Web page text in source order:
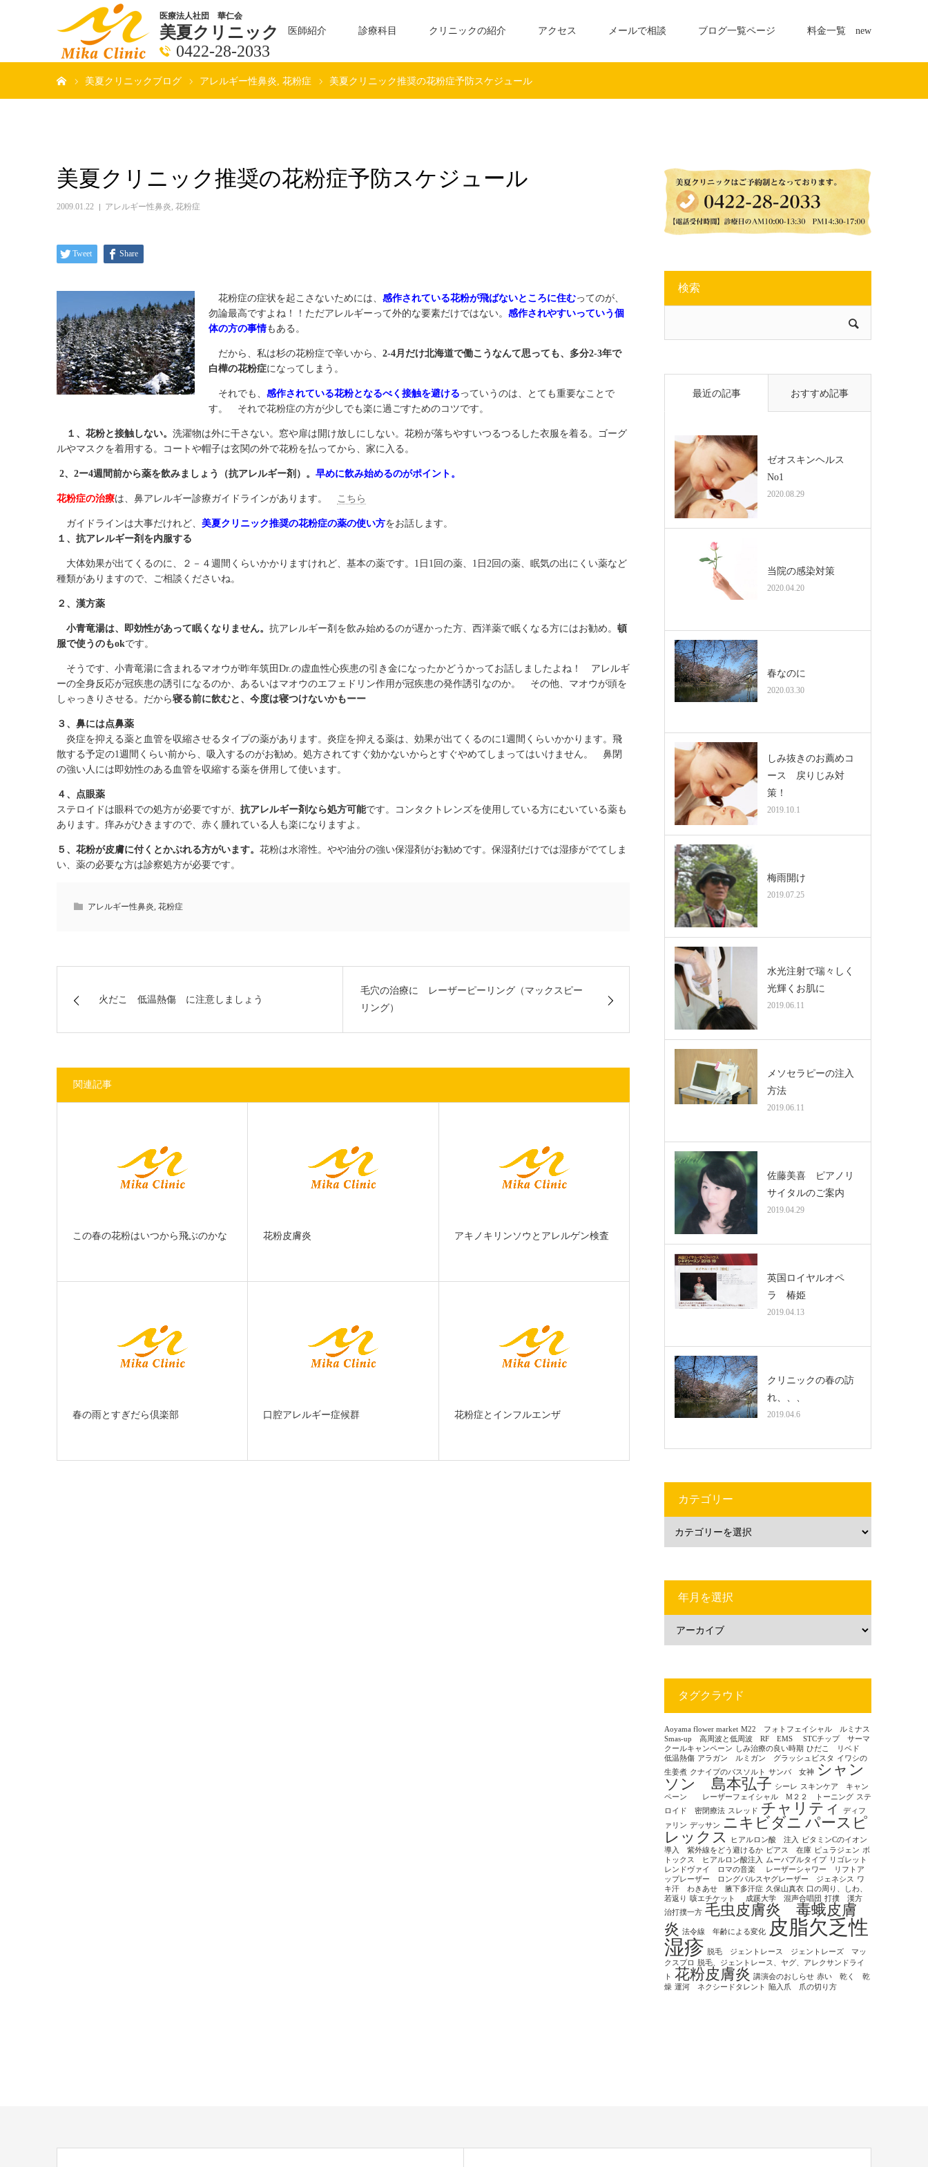
医療法人社団 華仁会
美夏クリニック
0422-28-2033
医師紹介 診療科目 クリニックの紹介 アクセス メールで相談 ブログ一覧ページ 料金一覧 new
美夏クリニックブログ アレルギー性鼻炎 花粉症 美夏クリニック推奨の花粉症予防スケジュール
美夏クリニック推奨の花粉症予防スケジュール
2009.01.22 アレルギー性鼻炎, 花粉症
Tweet Share
花粉症の症状を起こさないためには、 感作されている花粉が飛ばないところに住むってのが、
勿論最高ですよね！！ただアレルギーって外的な要素だけではない。 感作されやすいっていう個
体の方の事情もある。
だから、私は杉の花粉症で辛いから、 2-4月だけ北海道で働こうなんて思っても、多分2-3年で
白樺の花粉症になってしまう。
それでも、 感作されている花粉となるべく接触を避ける っていうのは、とても重要なことで
す。 それで花粉症の方が少しでも楽に過ごすためのコツです。
１、花粉と接触しない。 洗濯物は外に干さない。窓や扉は開け放しにしない。花粉が落ちやすいつるつるした衣服を着る。ゴーグ
ルやマスクを着用する。コートや帽子は玄関の外で花粉を払ってから、家に入る。
2、2ー4週間前から薬を飲みましょう（抗アレルギー剤）。 早めに飲み始めるのがポイント。
花粉症の治療は、鼻アレルギー診療ガイドラインがあります。 こちら
ガイドラインは大事だけれど、 美夏クリニック推奨の花粉症の薬の使い方をお話します。
１、抗アレルギー剤を内服する
大体効果が出てくるのに、２－４週間くらいかかりますけれど、基本の薬です。1日1回の薬、1日2回の薬、眠気の出にくい薬など
種類がありますので、ご相談くださいね。
２、漢方薬
小青竜湯は、即効性があって眠くなりません。 抗アレルギー剤を飲み始めるのが遅かった方、西洋薬で眠くなる方にはお勧め。 頓
服で使うのもokです。
そうです、小青竜湯に含まれるマオウが昨年筑田Dr.の虚血性心疾患の引き金になったかどうかってお話しましたよね！ アレルギ
ーの全身反応が冠疾患の誘引になるのか、あるいはマオウのエフェドリン作用が冠疾患の発作誘引なのか。 その他、マオウが頭を
しゃっきりさせる。だから寝る前に飲むと、今度は寝つけないかもーー
３、鼻には点鼻薬
炎症を抑える薬と血管を収縮させるタイプの薬があります。炎症を抑える薬は、効果が出てくるのに1週間くらいかかります。飛
散する予定の1週間くらい前から、吸入するのがお勧め。処方されてすぐ効かないからとすぐやめてしまってはいけません。 鼻閉
の強い人には即効性のある血管を収縮する薬を併用して使います。
４、点眼薬
ステロイドは眼科での処方が必要ですが、 抗アレルギー剤なら処方可能です。コンタクトレンズを使用している方にむいている薬も
あります。痒みがひきますので、赤く腫れている人も楽になりますよ。
５、花粉が皮膚に付くとかぶれる方がいます。 花粉は水溶性。やや油分の強い保湿剤がお勧めです。保湿剤だけでは湿疹がでてしま
い、薬の必要な方は診察処方が必要です。
アレルギー性鼻炎, 花粉症
火だこ 低温熱傷 に注意しましょう
毛穴の治療に レーザーピーリング（マックスピー
リング）
関連記事
この春の花粉はいつから飛ぶのかな 花粉皮膚炎 アキノキリンソウとアレルゲン検査
春の雨とすぎだら倶楽部 口腔アレルギー症候群 花粉症とインフルエンザ
検索
最近の記事 おすすめ記事
ゼオスキンヘルス
No1
2020.08.29
当院の感染対策
2020.04.20
春なのに
2020.03.30
しみ抜きのお薦めコ
ース 戻りじみ対
策！
2019.10.1
梅雨開け
2019.07.25
水光注射で瑞々しく
光輝くお肌に
2019.06.11
メソセラピーの注入
方法
2019.06.11
佐藤美喜 ピアノリ
サイタルのご案内
2019.04.29
英国ロイヤルオペ
ラ 椿姫
2019.04.13
クリニックの春の訪
れ、、、
2019.04.6
カテゴリー
年月を選択
タグクラウド
Aoyama flower market M22 フォトフェイシャル ルミナス
Smas-up 高周波と低周波 RF EMS
STCチップ サーマ
クールキャンペーン
しみ治療の良い時期 ひだこ リベド
低温熱傷 アラガン ルミガン グラッシュビスタ
イワシの
生姜煮 クナイプのバスソルト サンバ 女神 シャン
ソン 島本弘子 シーレ スキンケア キャン
ペーン レーザーフェイシャル M２２ トーニング ステ
ロイド 密閉療法 スレッド チャリティ
ディフ
ァリン デッサン ニキビダニ パースピ
レックス
ヒアルロン酸 注入
ビタミンCのイオン
導入 紫外線をどう避けるか ピアス 在庫 ピュラジェン ボ
トックス ヒアルロン酸注入 ムーバブルタイプ リゴレット
レンドヴァイ ロマの音楽
レーザーシャワー リフトア
ップレーザー ロングパルスヤグレーザー ジェネシス ワ
キ汗 わきあせ 腋下多汗症 久保山真衣 口の周り、しわ、
若返り 咳エチケット 成蹊大学 混声合唱団 打撲 漢方
治打撲一方 毛虫皮膚炎 毒蛾皮膚
炎 法令線 年齢による変化
皮脂欠乏性
湿疹
脱毛 ジェントレース ジェントレーズ マッ
クスプロ
脱毛、ジェントレース、ヤグ、アレクサンドライ
ト 花粉皮膚炎 講演会のおしらせ 赤い 乾く 乾
燥 運河 ネクシードタレント 陥入爪 爪の切り方